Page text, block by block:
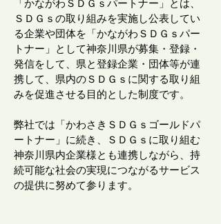
「かながわＳＤＧｓパートナー」とは、
ＳＤＧｓの取り組みを実施し公表してい
る企業や団体を「かながわＳＤＧｓパー
トナー」として神奈川県が募集・登録・
発信をして、県と登録企業・団体等が連
携して、県内のＳＤＧｓに関する取り組
みを促進させる目的とした制度です。
​弊社では「かわさきＳＤＧｓゴールドパ
ートナー」に続き、ＳＤＧｓに取り組む
神奈川県内企業様とも連携しながら、持
続可能な社会の実現につながるサービス
の提供に努めて参ります。